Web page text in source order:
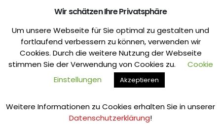
+49 (0)1520 5829 133
KOSTENLOSE BERATUNG
Wir schätzen Ihre Privatsphäre
Um unsere Webseite für Sie optimal zu gestalten und
fortlaufend verbessern zu können, verwenden wir
Cookies. Durch die weitere Nutzung der Webseite
stimmen Sie der Verwendung von Cookies zu.
Cookie
Einstellungen
Akzeptieren
Weitere Informationen zu Cookies erhalten Sie in unserer
Datenschutzerklärung!